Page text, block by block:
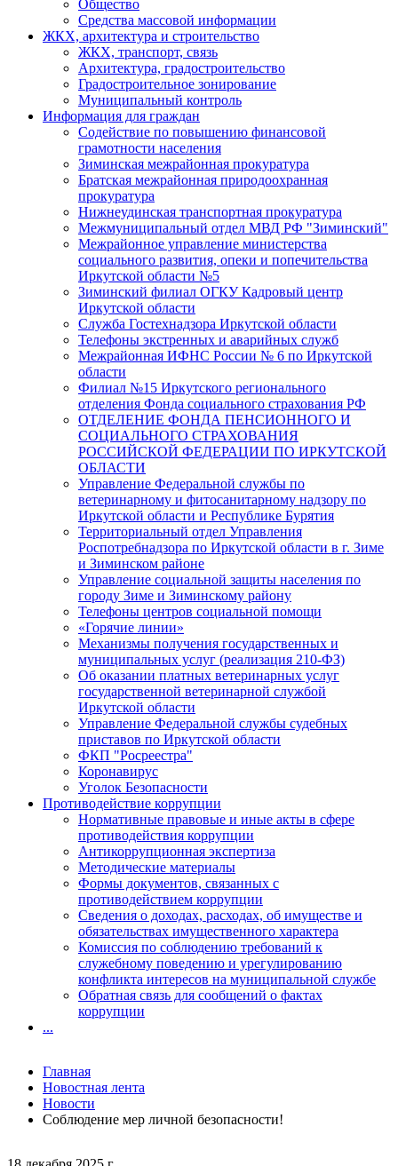
Общество
Средства массовой информации
ЖКХ, архитектура и строительство
ЖКХ, транспорт, связь
Архитектура, градостроительство
Градостроительное зонирование
Муниципальный контроль
Информация для граждан
Содействие по повышению финансовой
грамотности населения
Зиминская межрайонная прокуратура
Братская межрайонная природоохранная
прокуратура
Нижнеудинская транспортная прокуратура
Межмуниципальный отдел МВД РФ "Зиминский"
Межрайонное управление министерства
социального развития, опеки и попечительства
Иркутской области №5
Зиминский филиал ОГКУ Кадровый центр
Иркутской области
Служба Гостехнадзора Иркутской области
Телефоны экстренных и аварийных служб
Межрайонная ИФНС России № 6 по Иркутской
области
Филиал №15 Иркутского регионального
отделения Фонда социального страхования РФ
ОТДЕЛЕНИЕ ФОНДА ПЕНСИОННОГО И
СОЦИАЛЬНОГО СТРАХОВАНИЯ
РОССИЙСКОЙ ФЕДЕРАЦИИ ПО ИРКУТСКОЙ
ОБЛАСТИ
Управление Федеральной службы по
ветеринарному и фитосанитарному надзору по
Иркутской области и Республике Бурятия
Территориальный отдел Управления
Роспотребнадзора по Иркутской области в г. Зиме
и Зиминском районе
Управление социальной защиты населения по
городу Зиме и Зиминскому району
Телефоны центров социальной помощи
«Горячие линии»
Механизмы получения государственных и
муниципальных услуг (реализация 210-ФЗ)
Об оказании платных ветеринарных услуг
государственной ветеринарной службой
Иркутской области
Управление Федеральной службы судебных
приставов по Иркутской области
ФКП "Росреестра"
Коронавирус
Уголок Безопасности
Противодействие коррупции
Нормативные правовые и иные акты в сфере
противодействия коррупции
Антикоррупционная экспертиза
Методические материалы
Формы документов, связанных с
противодействием коррупции
Сведения о доходах, расходах, об имуществе и
обязательствах имущественного характера
Комиссия по соблюдению требований к
служебному поведению и урегулированию
конфликта интересов на муниципальной службе
Обратная связь для сообщений о фактах
коррупции
...
Главная
Новостная лента
Новости
Соблюдение мер личной безопасности!